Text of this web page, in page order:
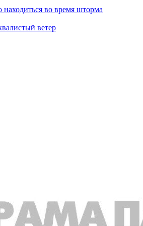
находиться во время шторма
ветер